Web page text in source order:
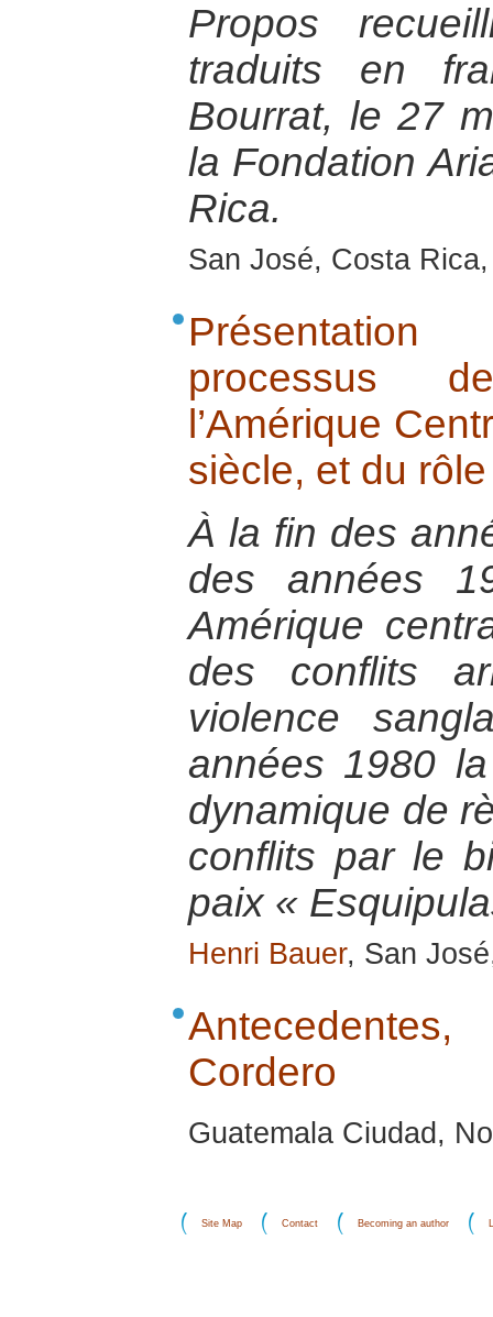
Propos
traduits en
Bourrat, le 27
la Fondation
Rica.
San José, Costa
processus
l’Amérique
siècle, et du
À la fin des
des années
Amérique
des conflits
violence
années 1980
dynamique de
conflits par le
paix «
Henri Bauer, San
Cordero
Guatemala Ciudad,
Site Map Contact Becoming an author